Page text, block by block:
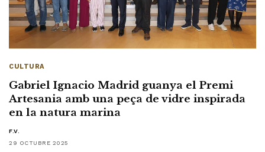
CULTURA
Gabriel Ignacio Madrid guanya el Premi
Artesania amb una peça de vidre inspirada
en la natura marina
F.V.
29 OCTUBRE 2025